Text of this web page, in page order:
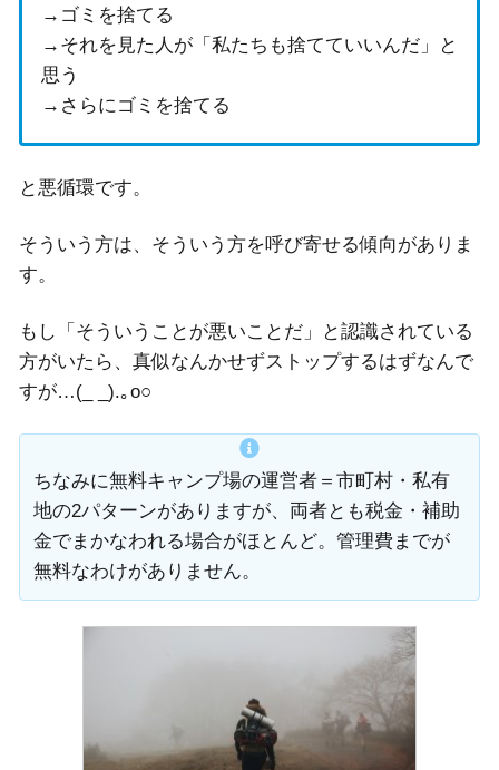
→ゴミを捨てる
→それを見た人が「私たちも捨てていいんだ」と
思う
→さらにゴミを捨てる
と悪循環です。
そういう方は、そういう方を呼び寄せる傾向がありま
す。
もし「そういうことが悪いことだ」と認識されている
方がいたら、真似なんかせずストップするはずなんで
すが…(_ _).｡o○
ちなみに無料キャンプ場の運営者＝市町村・私有
地の2パターンがありますが、両者とも税金・補助
金でまかなわれる場合がほとんど。管理費までが
無料なわけがありません。